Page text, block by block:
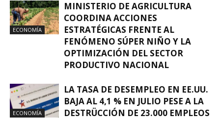
ECONOMÍA
MINISTERIO DE AGRICULTURA
COORDINA ACCIONES
ESTRATÉGICAS FRENTE AL
FENÓMENO SÚPER NIÑO Y LA
OPTIMIZACIÓN DEL SECTOR
PRODUCTIVO NACIONAL
ECONOMÍA
LA TASA DE DESEMPLEO EN EE.UU.
BAJA AL 4,1 % EN JULIO PESE A LA
DESTRÜCCIÓN DE 23.000 EMPLEOS